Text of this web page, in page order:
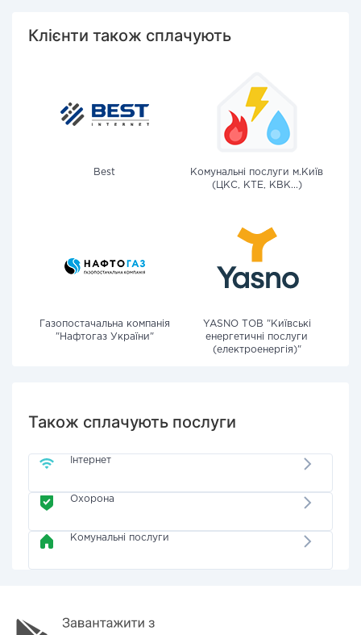
Клієнти також сплачують
Best
Комунальні послуги м.Київ
(ЦКС, КТЕ, КВК...)
Газопостачальна компанія
"Нафтогаз України"
YASNO ТОВ "Київські
енергетичні послуги
(електроенергія)"
Також сплачують послуги
Інтернет
Охорона
Комунальні послуги